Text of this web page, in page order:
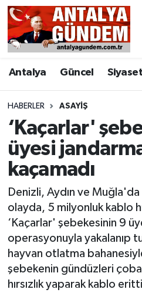
Antalya Güncel Siyaset
HABERLER ASAYIŞ
‘Kaçarlar'
üyesi
kaçamadı
Denizli, Aydın ve Muğla'da
olayda, 5 milyonluk kablo
‘Kaçarlar' şebekesinin 9
operasyonuyla yakalanıp
hayvan otlatma
şebekenin gündüzleri
hırsızlık yaparak kablo
Antalya
Asayiş
Bilim & Teknoloji
Bölge
EĞİTİM
Ekonomi
Genel
Görüntülü Haber
Güncel
Antalya Nöbetçi
Antalya Hava Durumu
Antalya Namaz Vakitleri
Antalya Trafik
Süper Lig Puan Durumu
Tüm Manşetler
Son Dakika Haberleri
Haber Arşivi